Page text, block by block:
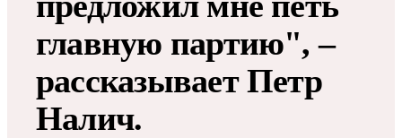
главную партию", –
рассказывает Петр
Налич.